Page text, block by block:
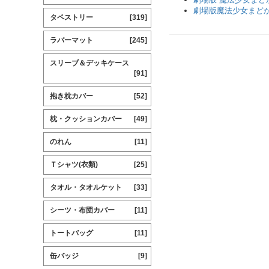
劇場版魔法少女まど
タペストリー [319]
ラバーマット [245]
スリーブ＆デッキケース
[91]
抱き枕カバー [52]
枕・クッションカバー [49]
のれん [11]
Ｔシャツ(衣類) [25]
タオル・タオルケット [33]
シーツ・布団カバー [11]
トートバッグ [11]
缶バッジ [9]